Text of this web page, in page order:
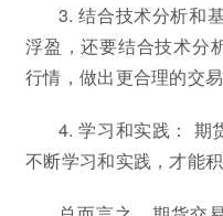
3. 结合技术分析和
浮盈，还要结合技术分
行情，做出更合理的交易
4. 学习和实践： 期
不断学习和实践，才能